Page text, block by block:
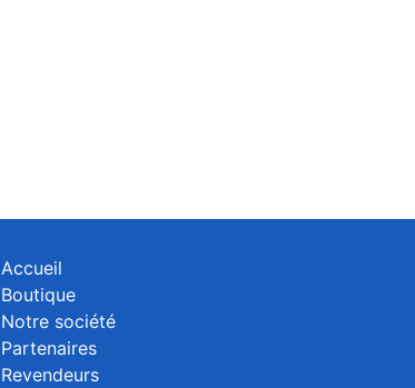
Accueil
Boutique
Notre société
Partenaires
Revendeurs